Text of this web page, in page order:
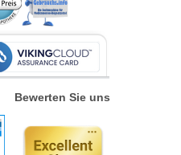
Bewerten Sie uns